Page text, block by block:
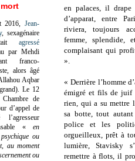
en palaces, il
d’apparat, entre
riviera, toujours
femme, splendide,
complaisant qui
».
« Derrière l’homme
émigré et fils de juif
rien, qui a su mettre
sa botte, tout
police et les
orgueilleux, prêt à
lumière, Stavisky
remettre à flots, il
2016, Jean-
, sexagénaire
agressé
par Mehdi
franco-
alors âgé
Aqbar
Le 12
de
d’appel de
«en
ou
au moment
ou